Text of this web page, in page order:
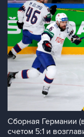
Сборная Германии
счетом 5:1 и